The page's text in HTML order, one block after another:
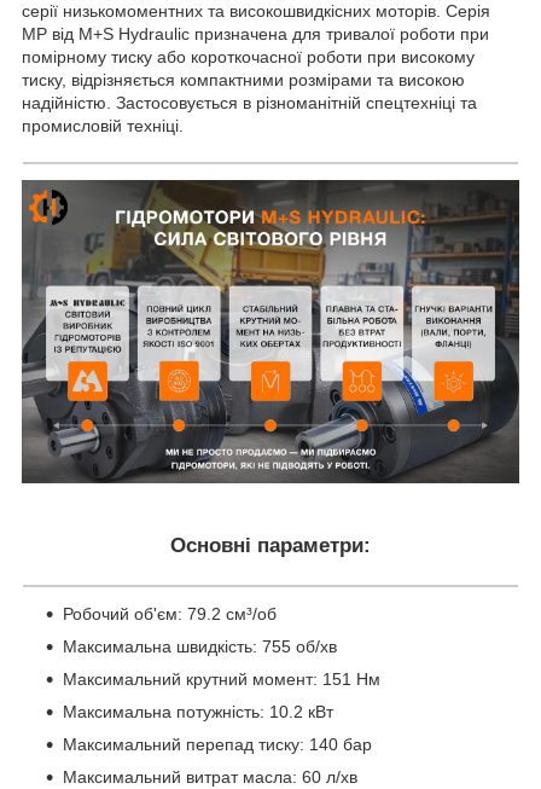
серії низькомоментних та високошвидкісних моторів. Серія
MP від M+S Hydraulic призначена для тривалої роботи при
помірному тиску або короткочасної роботи при високому
тиску, відрізняється компактними розмірами та високою
надійністю. Застосовується в різноманітній спецтехніці та
промисловій техніці.
Основні параметри:
Робочий об'єм: 79.2 см³/об
Максимальна швидкість: 755 об/хв
Максимальний крутний момент: 151 Нм
Максимальна потужність: 10.2 кВт
Максимальний перепад тиску: 140 бар
Максимальний витрат масла: 60 л/хв